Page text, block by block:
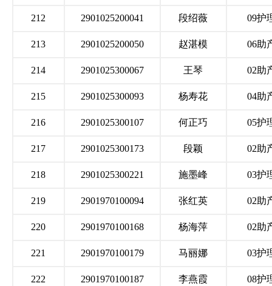
212 2901025200041 段绍薇 09护
213 2901025200050 赵湛模 06助
214 2901025300067 王琴 02助
215 2901025300093 杨寿花 04助
216 2901025300107 何正巧 05护
217 2901025300173 段颖 02助
218 2901025300221 施墨峰 03护
219 2901970100094 张红英 02助
220 2901970100168 杨海萍 02助
221 2901970100179 马丽娜 03护
222 2901970100187 李燕霞 08护